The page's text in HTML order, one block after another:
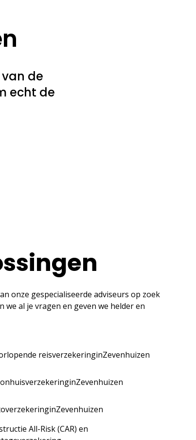
de
echt de
onze gespecialiseerde adviseurs op zoek
we al je vragen en geven we helder en
reisverzekeringinZevenhuizen
inZevenhuizen
inZevenhuizen
All-Risk (CAR) en